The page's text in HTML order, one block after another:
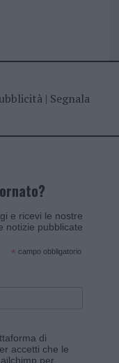
| Segnala
e ricevi le nostre
notizie pubblicate
* campo obbligatorio
di
accetti che le
per